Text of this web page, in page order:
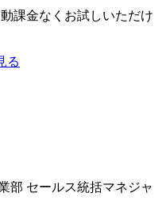
課金なくお試しいただけ
る
部 セールス統括マネジャ